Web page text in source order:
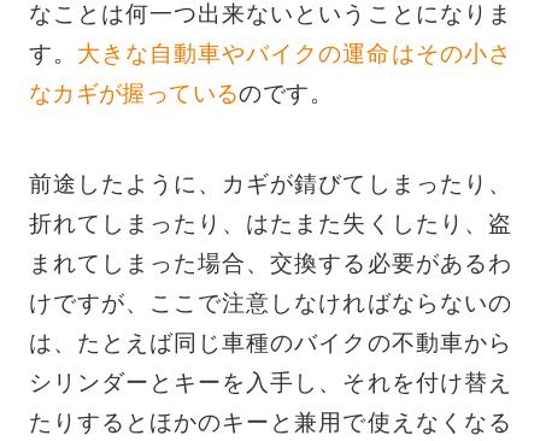
なことは何一つ出来ないということになりま
す。 大きな自動車やバイクの運命はその小さ
なカギが握っているのです。
前途したように、カギが錆びてしまったり、
折れてしまったり、はたまた失くしたり、盗
まれてしまった場合、交換する必要があるわ
けですが、ここで注意しなければならないの
は、たとえば同じ車種のバイクの不動車から
シリンダーとキーを入手し、それを付け替え
たりするとほかのキーと兼用で使えなくなる